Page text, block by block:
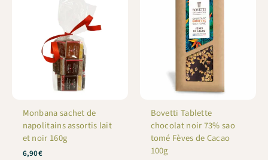
Monbana sachet de
napolitains assortis lait
et noir 160g
6,90€
Bovetti Tablette
chocolat noir 73% sao
tomé Fèves de Cacao
100g